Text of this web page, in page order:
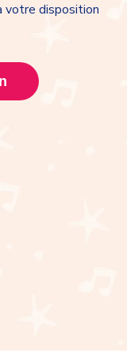
votre disposition